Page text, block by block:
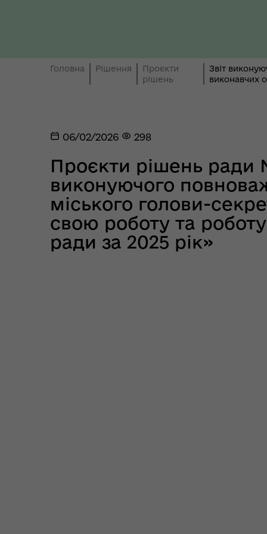
Регіональне представництво
Уповноваженого Верховної
Ради України з прав людини у
Полтавській області
Головна Рішення
Проєкти
рішень
Звіт
виконавчих
06/02/2026 298
Проєкти рішень ради
виконуючого
міського голови-
свою роботу та
ради за 2025 рік»